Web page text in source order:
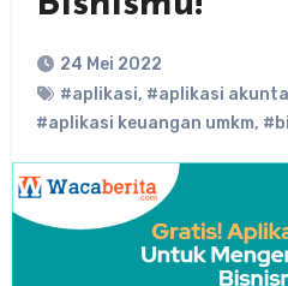
24 Mei 2022
#aplikasi, #aplikasi
#aplikasi keuangan umkm,